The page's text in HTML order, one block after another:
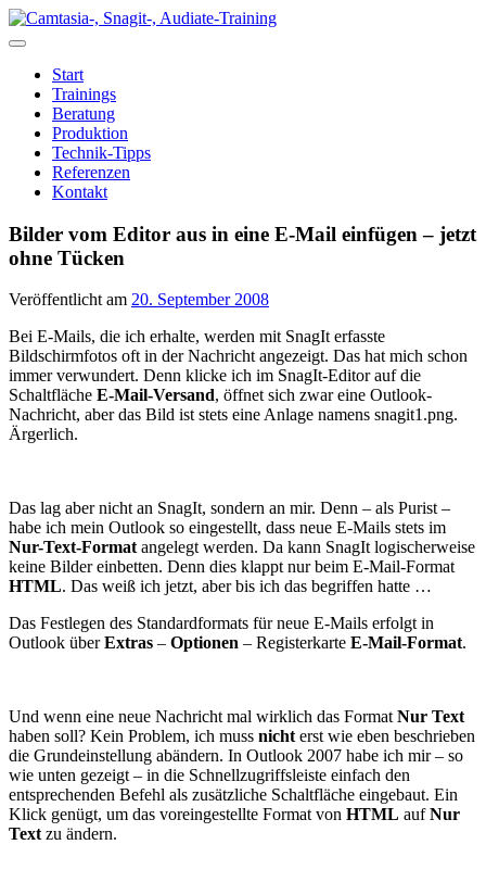
Zum
Inhalt
Start
Trainings
Beratung
Produktion
Technik-Tipps
Referenzen
Kontakt
Bilder vom Editor aus in eine E-Mail einfügen – jetzt
ohne Tücken
Veröffentlicht am 20. September 2008
Bei E-Mails, die ich erhalte, werden mit SnagIt erfasste
Bildschirmfotos oft in der Nachricht angezeigt. Das hat mich schon
immer verwundert. Denn klicke ich im SnagIt-Editor auf die
Schaltfläche E-Mail-Versand, öffnet sich zwar eine Outlook-
Nachricht, aber das Bild ist stets eine Anlage namens snagit1.png.
Ärgerlich.
Das lag aber nicht an SnagIt, sondern an mir. Denn – als Purist –
habe ich mein Outlook so eingestellt, dass neue E-Mails stets im
Nur-Text-Formatangelegt werden. Da kann SnagIt logischerweise
keine Bilder einbetten. Denn dies klappt nur beim E-Mail-Format
HTML. Das weiß ich jetzt, aber bis ich das begriffen hatte …
Das Festlegen des Standardformats für neue E-Mails erfolgt in
Outlook überExtras – Optionen – Registerkarte E-Mail-Format.
Und wenn eine neue Nachricht mal wirklich das FormatNur Text
haben soll? Kein Problem, ich muss nichterst wie eben beschrieben
die Grundeinstellung abändern. In Outlook 2007 habe ich mir – so
wie unten gezeigt – in die Schnellzugriffsleiste einfach den
entsprechenden Befehl als zusätzliche Schaltfläche eingebaut. Ein
Klick genügt, um das voreingestellte Format von HTML aufNur
Textzu ändern.